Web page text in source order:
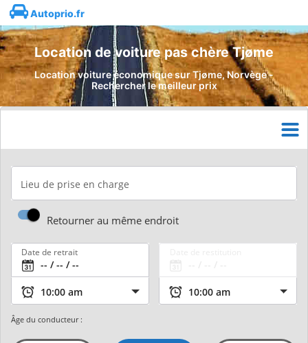
Autoprio.fr
Location de voiture pas chère Tjøme
Location voiture économique sur Tjøme, Norvège -
Rechercher le meilleur prix
Lieu de prise en charge
Retourner au même endroit
Date de retrait
Âge du conducteur :